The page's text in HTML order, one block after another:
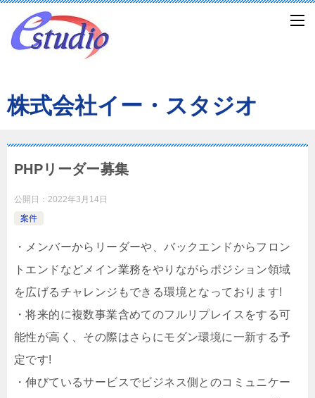
株式会社イー・スタジオ
PHPリーダー募集
公開日： 2022年3月14日
案件
・メンバーからリーダーや、バックエンドからフロン
トエンドなどメイン業務をやりながらポジション領域
を広げるチャレンジもできる環境となっております!
・将来的に複数事業含めてのフルリプレイスをする可
能性が高く、その際はさらにモダン環境に一新する予
定です!
・伸びているサービスでビジネス側とのコミュニケー